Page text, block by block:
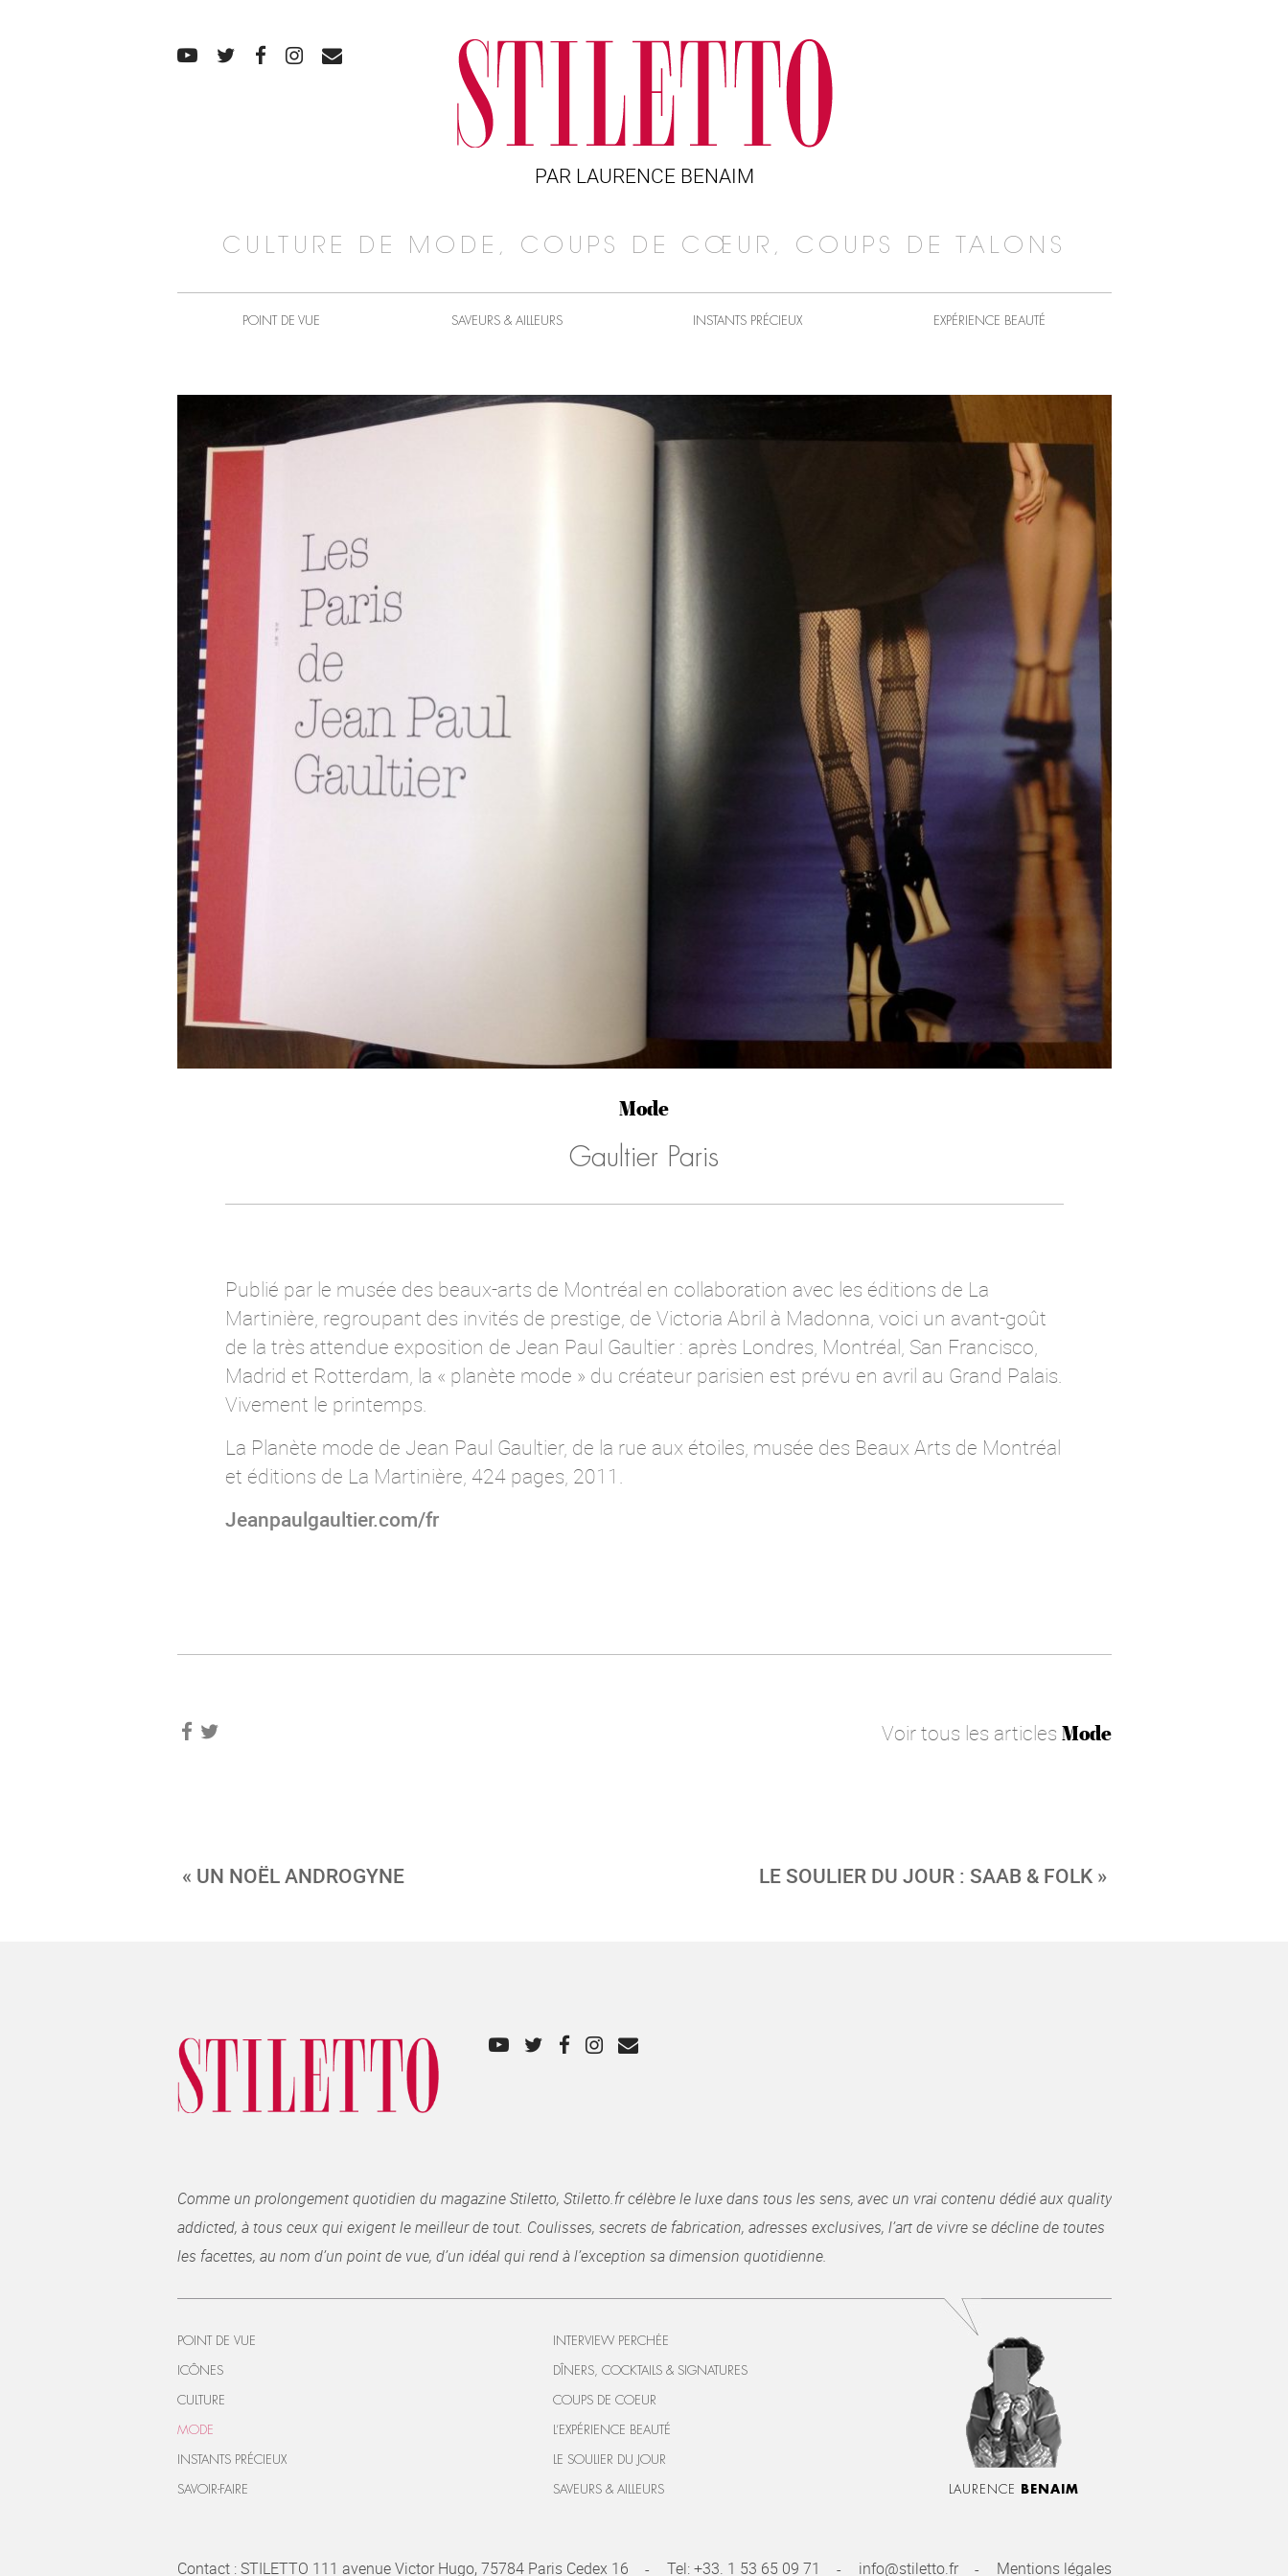
PAR LAURENCE BENAIM
CULTURE DE MODE, COUPS DE CŒUR, COUPS DE TALONS
POINT DE VUE SAVEURS & AILLEURS INSTANTS PRÉCIEUX EXPÉRIENCE BEAUTÉ
Mode
Gaultier Paris
Publié par le musée des beaux-arts de Montréal en collaboration avec les éditions de La
Martinière, regroupant des invités de prestige, de Victoria Abril à Madonna, voici un avant-goût
de la très attendue exposition de Jean Paul Gaultier : après Londres, Montréal, San Francisco,
Madrid et Rotterdam, la « planète mode » du créateur parisien est prévu en avril au Grand Palais.
Vivement le printemps.
La Planète mode de Jean Paul Gaultier, de la rue aux étoiles, musée des Beaux Arts de Montréal
et éditions de La Martinière, 424 pages, 2011.
Jeanpaulgaultier.com/fr
Voir tous les articles Mode
« UN NOËL ANDROGYNE LE SOULIER DU JOUR : SAAB & FOLK »
Comme un prolongement quotidien du magazine Stiletto, Stiletto.fr célèbre le luxe dans tous les sens, avec un vrai contenu dédié aux quality
addicted, à tous ceux qui exigent le meilleur de tout. Coulisses, secrets de fabrication, adresses exclusives, l’art de vivre se décline de toutes
les facettes, au nom d’un point de vue, d’un idéal qui rend à l’exception sa dimension quotidienne.
LAURENCE BENAIM
POINT DE VUE
ICÔNES
CULTURE
MODE
INSTANTS PRÉCIEUX
SAVOIR-FAIRE
INTERVIEW PERCHÉE
DÎNERS, COCKTAILS & SIGNATURES
COUPS DE COEUR
L’EXPÉRIENCE BEAUTÉ
LE SOULIER DU JOUR
SAVEURS & AILLEURS
Contact : STILETTO 111 avenue Victor Hugo, 75784 Paris Cedex 16 Tel:+33. 1 53 65 09 71 info@stiletto.fr Mentions légales